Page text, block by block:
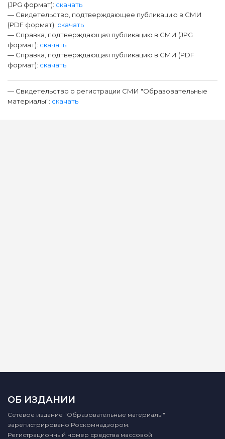
(JPG формат): скачать
— Свидетельство, подтверждающее публикацию в СМИ
(PDF формат): скачать
— Справка, подтверждающая публикацию в СМИ (JPG
формат): скачать
— Справка, подтверждающая публикацию в СМИ (PDF
формат): скачать
— Свидетельство о регистрации СМИ "Образовательные
материалы": скачать
ОБ ИЗДАНИИ
Сетевое издание "Образовательные материалы"
зарегистрировано Роскомнадзором.
Регистрационный номер средства массовой